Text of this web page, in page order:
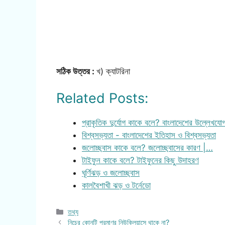
সঠিক উত্তর : খ) ক্যাটরিনা
Related Posts:
প্রাকৃতিক দুর্যোগ কাকে বলে? বাংলাদেশের
বিশ্বসভ্যতা - বাংলাদেশের ইতিহাস ও বিশ্বসভ্যতা
জলোচ্ছ্বাস কাকে বলে? জলোচ্ছ্বাসের কারণ |…
টাইফুন কাকে বলে? টাইফুনের কিছু উদাহরণ
ঘূর্ণিঝড় ও জলোচ্ছ্বাস
কালবৈশাখী ঝড় ও টর্নেডো
Categories
তথ্য
নিচের কোনটি পরমাণুর নিউক্লিয়াসে থাকে না?